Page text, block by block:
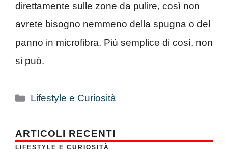
direttamente sulle zone da pulire, così non
avrete bisogno nemmeno della spugna o del
panno in microfibra. Più semplice di così, non
si può.
Categorie
Lifestyle e Curiosità
ARTICOLI RECENTI
LIFESTYLE E CURIOSITÀ